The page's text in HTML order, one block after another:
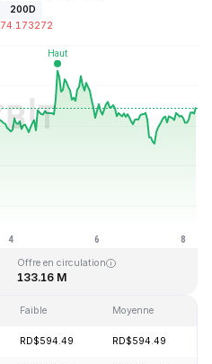
200D
GMT+0
Offre en circulation
133.16 M
Faible Moyenne
RD$594.49 RD$594.49